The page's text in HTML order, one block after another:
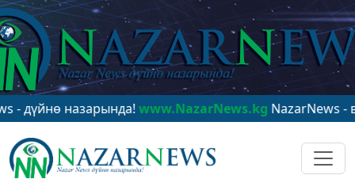
назарында!www.NazarNews.kgNazarNews - в